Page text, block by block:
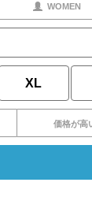
WOMEN
XL
価格が高